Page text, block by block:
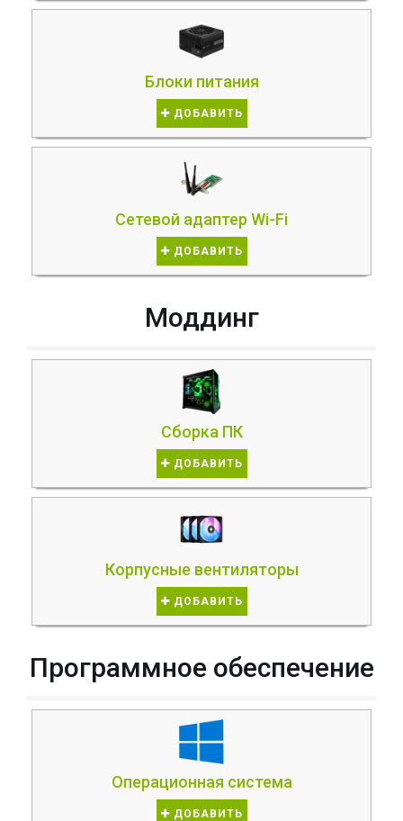
Блоки питания
ДОБАВИТЬ
Сетевой адаптер Wi-Fi
ДОБАВИТЬ
Моддинг
Сборка ПК
ДОБАВИТЬ
Корпусные вентиляторы
ДОБАВИТЬ
Программное обеспечение
Операционная система
ДОБАВИТЬ